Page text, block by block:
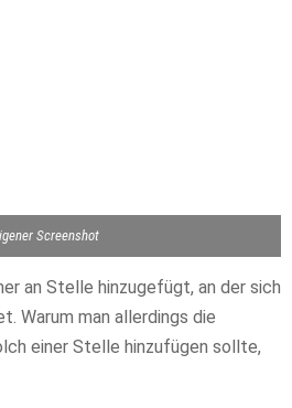
Screenshot
an Stelle hinzugefügt, an der sich
Warum man allerdings die
einer Stelle hinzufügen sollte,